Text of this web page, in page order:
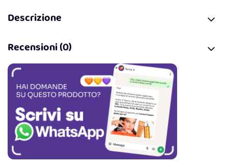
Descrizione
Recensioni (0)